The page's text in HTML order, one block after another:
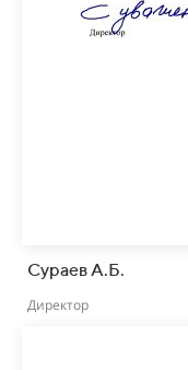
Сураев А.Б.
Директор